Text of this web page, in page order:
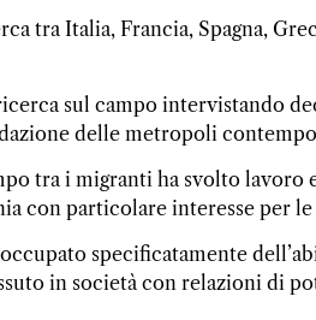
tra Italia, Francia, Spagna,
sul campo intervistando
delle metropoli
tra i migranti ha svolto lavoro
con particolare interesse per
specificatamente
in società con relazioni di